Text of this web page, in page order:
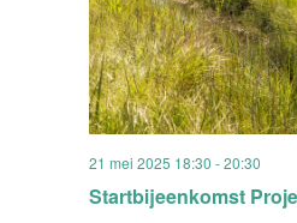
Startbijeenkomst
21 mei 2025 18:30 -20:30